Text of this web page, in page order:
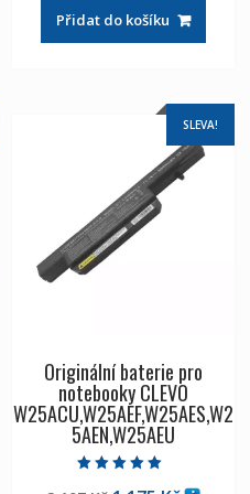
byla:
1,976 Kč
je:
1,102 Kč
Přidat do košíku
SLEVA!
Originální baterie pro
notebooky CLEVO
W25ACU,W25AEF,W25AES,W2
5AEN,W25AEU